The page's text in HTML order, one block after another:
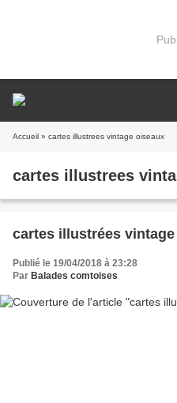
Accueil » cartes illustrees vintage oiseaux
cartes illustrees
cartes illustrées
Publié le 19/04/2018 à 23:28
Par Balades comtoises